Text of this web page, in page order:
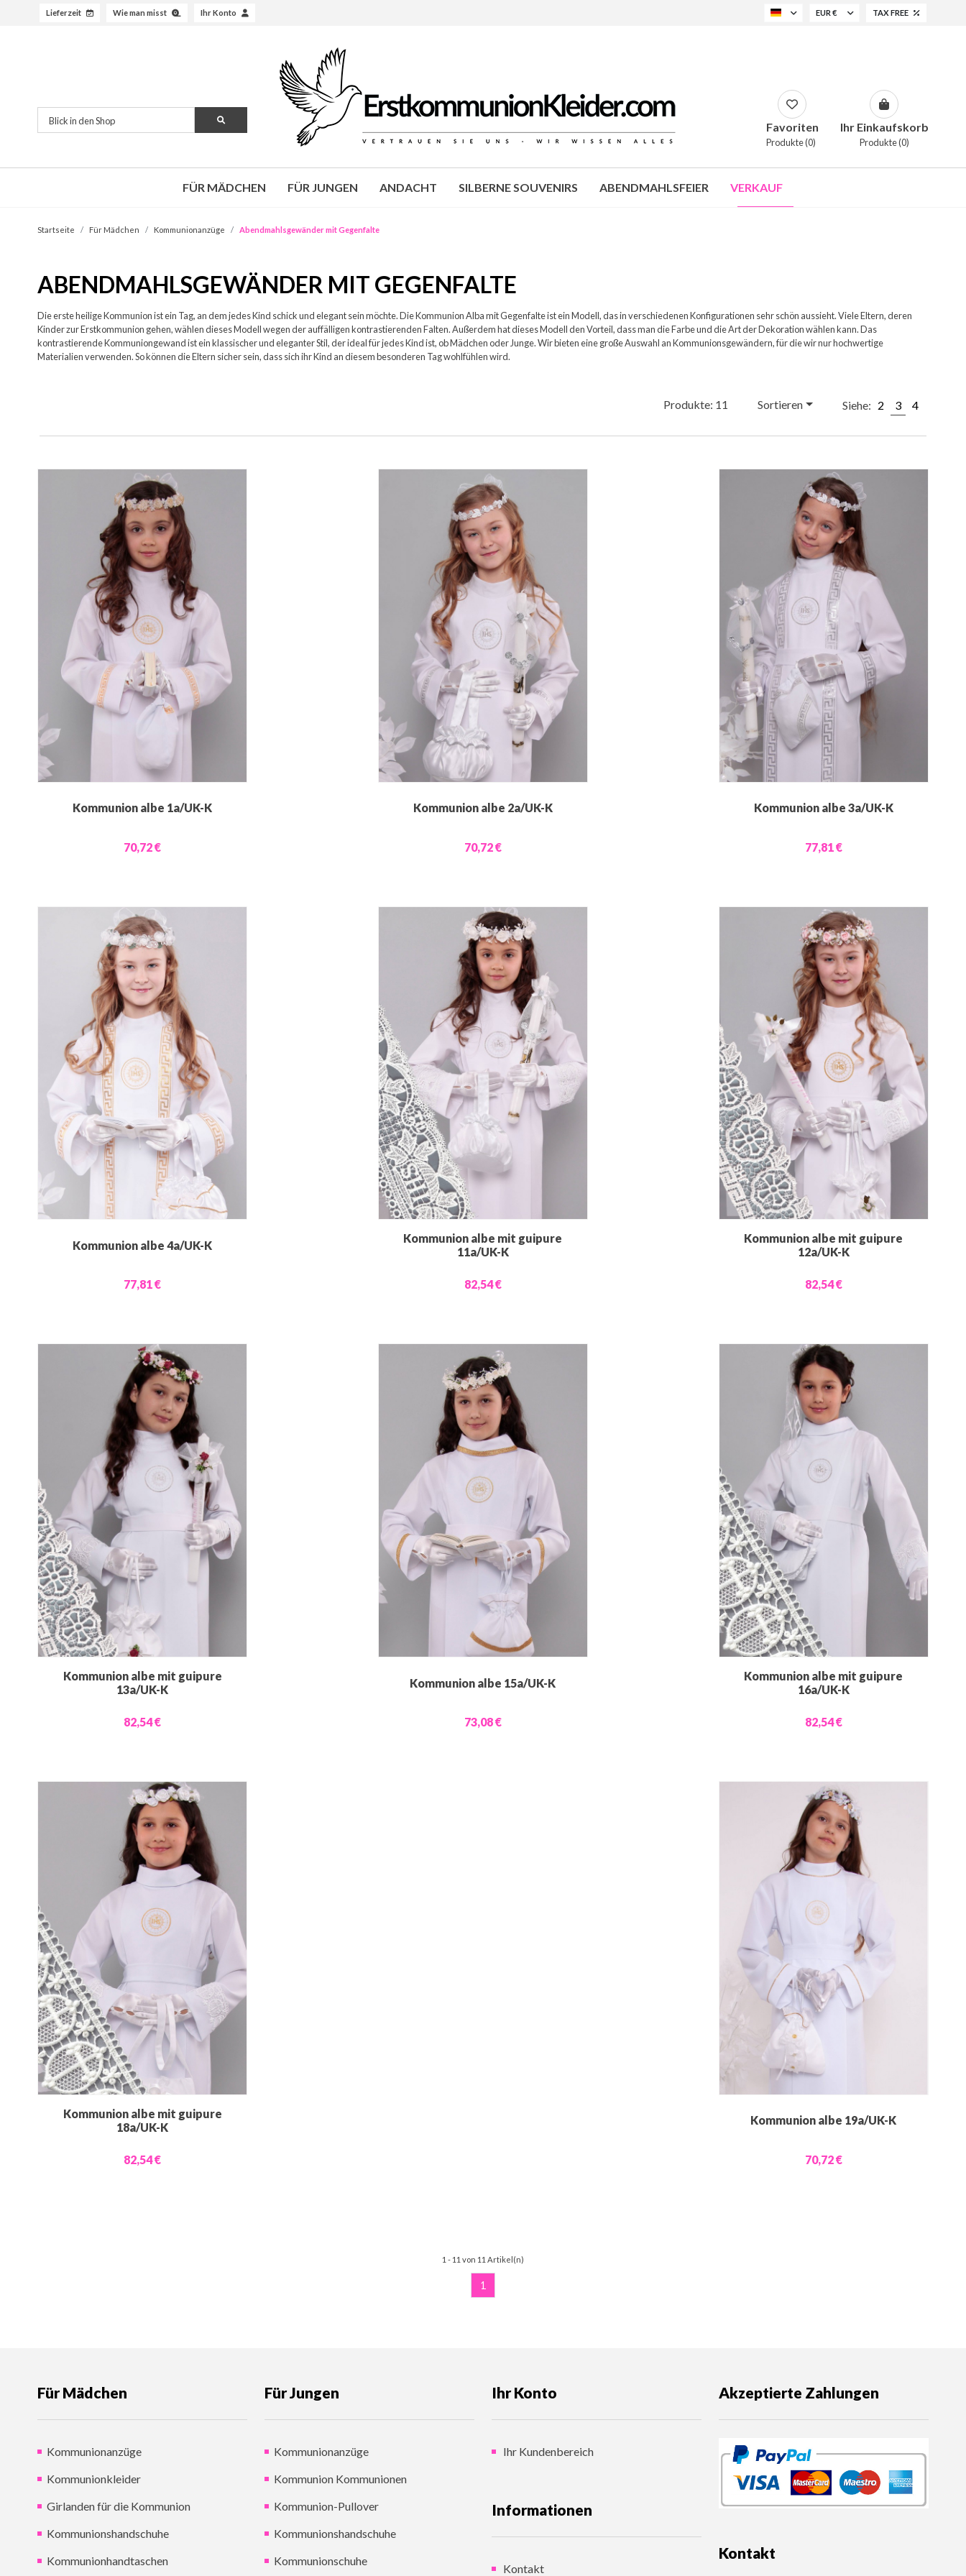
Lieferzeit Wie man misst Ihr Konto EUR € TAX FREE
Favoriten
Produkte (0)
Ihr Einkaufskorb
Produkte (0)
FÜR MÄDCHEN FÜR JUNGEN ANDACHT SILBERNE SOUVENIRS ABENDMAHLSFEIER VERKAUF
Startseite Für Mädchen Kommunionanzüge Abendmahlsgewänder mit Gegenfalte
ABENDMAHLSGEWÄNDER MIT GEGENFALTE
Die erste heilige Kommunion ist ein Tag, an dem jedes Kind schick und elegant sein möchte. Die Kommunion Alba mit Gegenfalte ist ein Modell, das in verschiedenen Konfigurationen sehr schön aussieht. Viele Eltern, deren
Kinder zur Erstkommunion gehen, wählen dieses Modell wegen der auffälligen kontrastierenden Falten. Außerdem hat dieses Modell den Vorteil, dass man die Farbe und die Art der Dekoration wählen kann. Das
kontrastierende Kommuniongewand ist ein klassischer und eleganter Stil, der ideal für jedes Kind ist, ob Mädchen oder Junge. Wir bieten eine große Auswahl an Kommunionsgewändern, für die wir nur hochwertige
Materialien verwenden. So können die Eltern sicher sein, dass sich ihr Kind an diesem besonderen Tag wohlfühlen wird.
Produkte: 11 Sortieren Siehe: 2 3 4
Kommunion albe 1a/UK-K
70,72 €
Kommunion albe 2a/UK-K
70,72 €
Kommunion albe 3a/UK-K
77,81 €
Kommunion albe 4a/UK-K
77,81 €
Kommunion albe mit guipure
11a/UK-K
82,54 €
Kommunion albe mit guipure
12a/UK-K
82,54 €
Kommunion albe mit guipure
13a/UK-K
82,54 €
Kommunion albe 15a/UK-K
73,08 €
Kommunion albe mit guipure
16a/UK-K
82,54 €
Kommunion albe mit guipure
18a/UK-K
82,54 €
Kommunion albe 19a/UK-K
70,72 €
1 - 11 von 11 Artikel(n)
1
Für Mädchen
Kommunionanzüge
Kommunionkleider
Girlanden für die Kommunion
Kommunionshandschuhe
Kommunionhandtaschen
Für Jungen
Kommunionanzüge
Kommunion Kommunionen
Kommunion-Pullover
Kommunionshandschuhe
Kommunionschuhe
Ihr Konto
Ihr Kundenbereich
Informationen
Kontakt
Akzeptierte Zahlungen
Kontakt